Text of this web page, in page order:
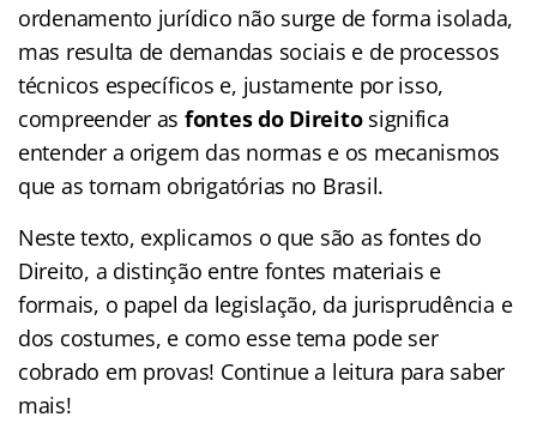
ordenamento jurídico não surge de forma isolada,
mas resulta de demandas sociais e de processos
técnicos específicos e, justamente por isso,
compreender as fontes do Direitosignifica
entender a origem das normas e os mecanismos
que as tornam obrigatórias no Brasil.
Neste texto, explicamos o que são as fontes do
Direito, a distinção entre fontes materiais e
formais, o papel da legislação, da jurisprudência e
dos costumes, e como esse tema pode ser
cobrado em provas! Continue a leitura para saber
mais!